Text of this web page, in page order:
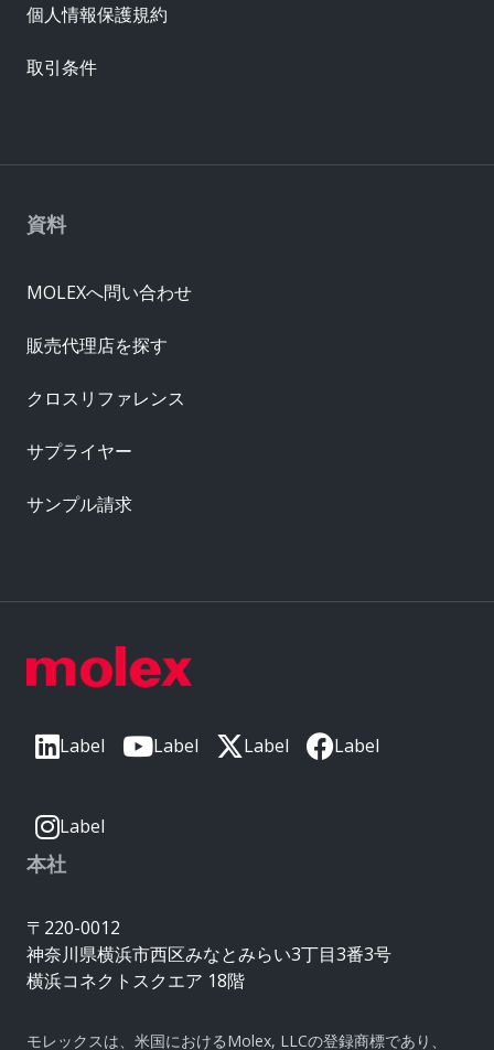
Label Label Label Label
Label
本社
〒220-0012
神奈川県横浜市西区みなとみらい3丁目3番3号
横浜コネクトスクエア 18階
モレックスは、米国におけるMolex, LLCの登録商標であり、
資料
MOLEXへ問い合わせ
販売代理店を探す
クロスリファレンス
サプライヤー
サンプル請求
個人情報保護規約
取引条件